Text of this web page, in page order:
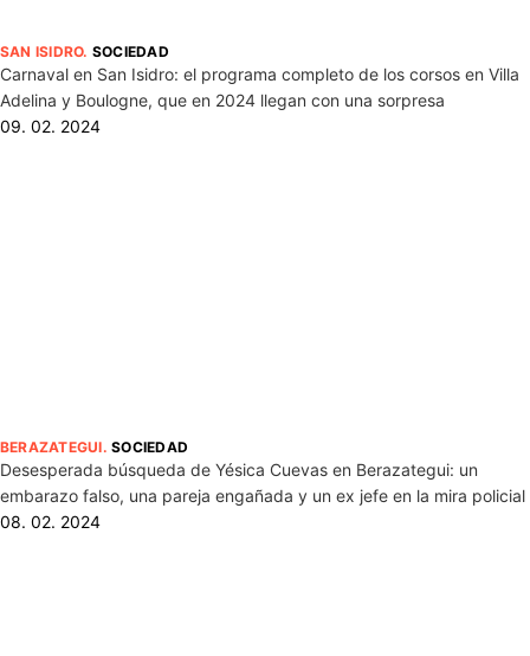
SAN ISIDRO. SOCIEDAD
Carnaval en San Isidro: el programa completo de los corsos en Villa
Adelina y Boulogne, que en 2024 llegan con una sorpresa
09. 02. 2024
BERAZATEGUI.SOCIEDAD
Desesperada búsqueda de Yésica Cuevas en Berazategui: un
embarazo falso, una pareja engañada y un ex jefe en la mira policial
08. 02. 2024